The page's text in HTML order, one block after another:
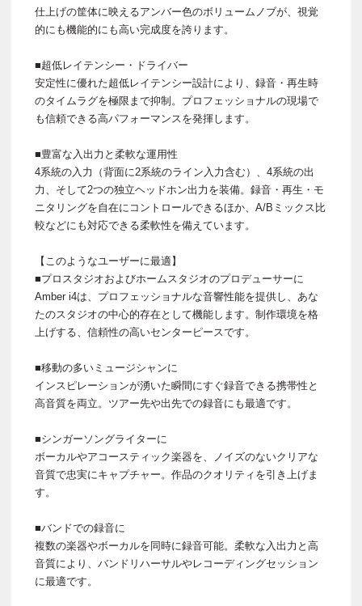
仕上げの筐体に映えるアンバー色のボリュームノブが、視覚
的にも機能的にも高い完成度を誇ります。
■超低レイテンシー・ドライバー
安定性に優れた超低レイテンシー設計により、録音・再生時
のタイムラグを極限まで抑制。プロフェッショナルの現場で
も信頼できる高パフォーマンスを発揮します。
■豊富な入出力と柔軟な運用性
4系統の入力（背面に2系統のライン入力含む）、4系統の出
力、そして2つの独立ヘッドホン出力を装備。録音・再生・モ
ニタリングを自在にコントロールできるほか、A/Bミックス比
較などにも対応できる柔軟性を備えています。
【このようなユーザーに最適】
■プロスタジオおよびホームスタジオのプロデューサーに
Amber i4は、プロフェッショナルな音響性能を提供し、あな
たのスタジオの中心的存在として機能します。制作環境を格
上げする、信頼性の高いセンターピースです。
■移動の多いミュージシャンに
インスピレーションが湧いた瞬間にすぐ録音できる携帯性と
高音質を両立。ツアー先や出先での録音にも最適です。
■シンガーソングライターに
ボーカルやアコースティック楽器を、ノイズのないクリアな
音質で忠実にキャプチャー。作品のクオリティを引き上げま
す。
■バンドでの録音に
複数の楽器やボーカルを同時に録音可能。柔軟な入出力と高
音質により、バンドリハーサルやレコーディングセッション
に最適です。